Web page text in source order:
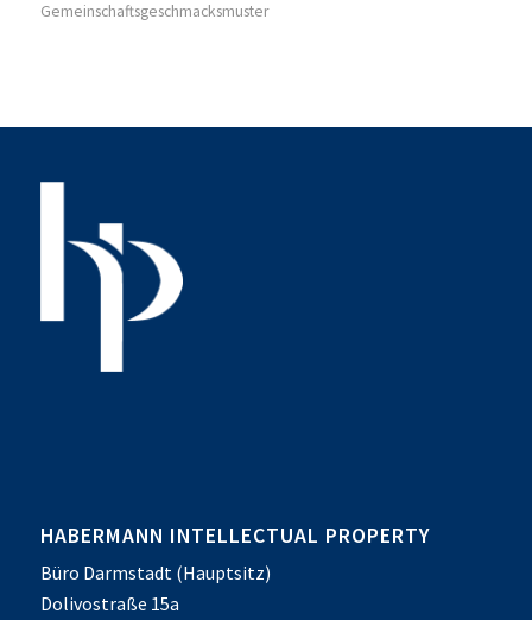
Gemeinschaftsgeschmacksmuster
HABERMANN INTELLECTUAL PROPERTY
Büro Darmstadt (Hauptsitz)
Dolivostraße 15a